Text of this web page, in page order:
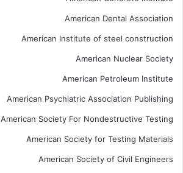
American Dental Association
American Institute of steel construction
American Nuclear Society
American Petroleum Institute
American Psychiatric Association Publishing
American Society For Nondestructive Testing
American Society for Testing Materials
American Society of Civil Engineers